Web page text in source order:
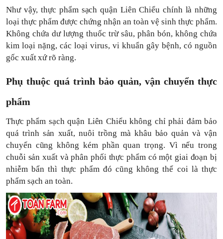
Như vậy, thực phẩm sạch quận Liên Chiểu chính là những
loại thực phẩm được chứng nhận an toàn vệ sinh thực phẩm.
Không chứa dư lượng thuốc trừ sâu, phân bón, không chứa
kim loại nặng, các loại virus, vi khuẩn gây bệnh, có nguồn
gốc xuất xứ rõ ràng.
Phụ thuộc quá trình bảo quản, vận chuyển thực
phẩm
Thực phẩm sạchquận Liên Chiểu không chỉ phải đảm bảo
quá trình sản xuất, nuôi trồng mà khâu bảo quản và vận
chuyển cũng không kém phần quan trọng. Vì nếu trong
chuỗi sản xuất và phân phối thực phẩm có một giai đoạn bị
nhiễm bẩn thì thực phẩm đó cũng không thể coi là thực
phẩm sạch an toàn.